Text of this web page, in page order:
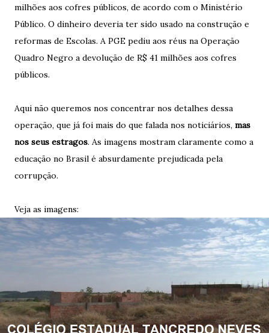
milhões aos cofres públicos, de acordo com o Ministério
Público. O dinheiro deveria ter sido usado na construção e
reformas de Escolas. A PGE pediu aos réus na Operação
Quadro Negro a devolução de R$ 41 milhões aos cofres
públicos.
Aqui não queremos nos concentrar nos detalhes dessa
operação, que já foi mais do que falada nos noticiários, mas
nos seus estragos. As imagens mostram claramente como a
educação no Brasil é absurdamente prejudicada pela
corrupção.
Veja as imagens: